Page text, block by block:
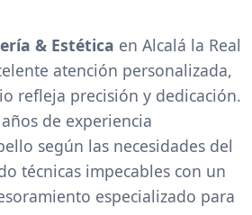
& Estética en Alcalá la Real
atención personalizada,
refleja precisión y dedicación.
de experiencia
según las necesidades del
técnicas impecables con un
especializado para